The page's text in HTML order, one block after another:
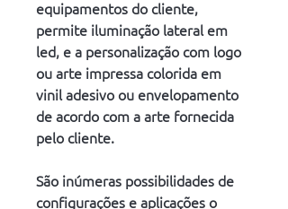
equipamentos do cliente,
permite iluminação lateral em
led, e a personalização com logo
ou arte impressa colorida em
vinil adesivo ou envelopamento
de acordo com a arte fornecida
pelo cliente.
São inúmeras possibilidades de
configurações e aplicações o